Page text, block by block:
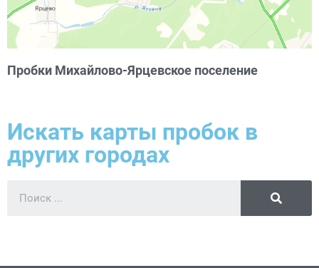
Пробки Михайлово-Ярцевское поселение
Искать карты пробок в
других городах